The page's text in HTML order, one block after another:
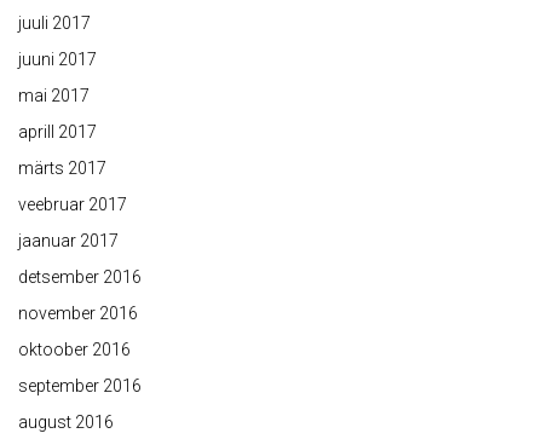
juuli 2017
juuni 2017
mai 2017
aprill 2017
märts 2017
veebruar 2017
jaanuar 2017
detsember 2016
november 2016
oktoober 2016
september 2016
august 2016